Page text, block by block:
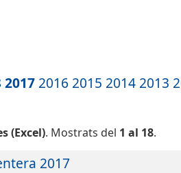
2017 2016 2015 2014 2013
(Excel). Mostrats del 1 al 18.
2017